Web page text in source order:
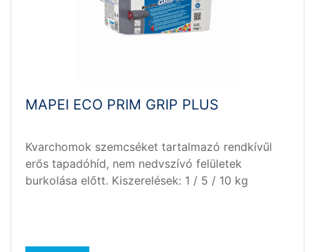
MAPEI ECO PRIM GRIP PLUS
Kvarchomok szemcséket tartalmazó rendkívűl
erős tapadóhíd, nem nedvszívó felületek
burkolása előtt. Kiszerelések: 1 / 5 / 10 kg